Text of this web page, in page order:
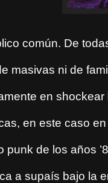
común. De
masivas ni de
en
en este caso
punk de los años
a supaís bajo la